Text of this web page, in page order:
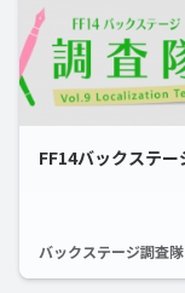
FF14バックステ
バックステージ調査隊